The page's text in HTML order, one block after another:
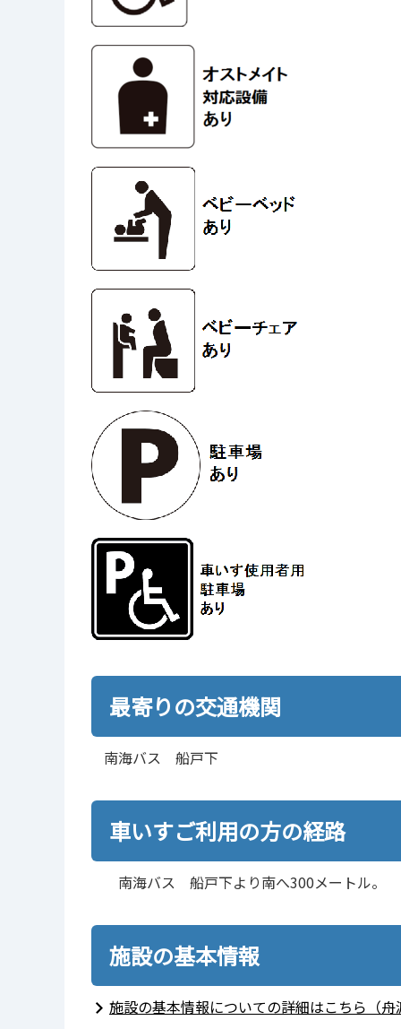
最寄りの交通機関
南海バス 船戸下
車いすご利用の方の経路
南海バス 船戸下より南へ300メートル。
施設の基本情報
施設の基本情報についての詳細はこちら（舟